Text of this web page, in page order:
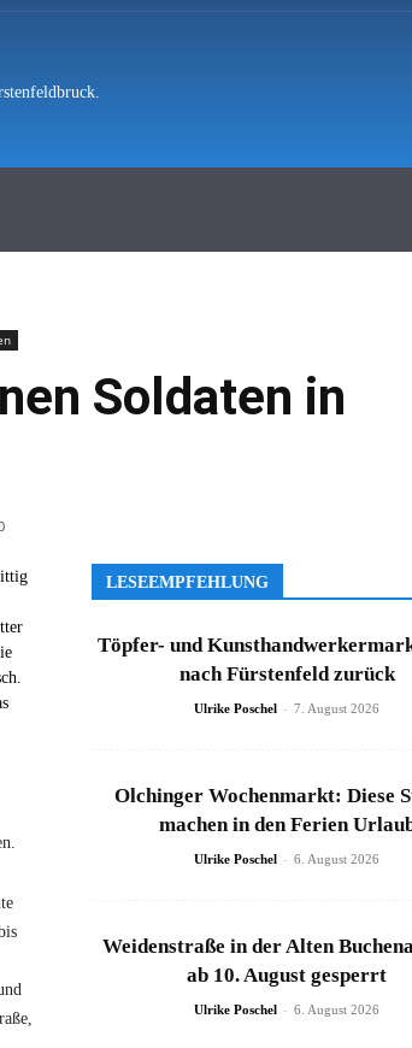
Soldaten in
LESEEMPFEHLUNG
Töpfer- und
nach Fürstenfeld zurück
Ulrike Poschel - 7. August 2026
Olchinger Wochenmarkt: Diese
machen in den Ferien
Ulrike Poschel - 6. August 2026
Weidenstraße in der Alten
ab 10. August gesperrt
Ulrike Poschel - 6. August 2026